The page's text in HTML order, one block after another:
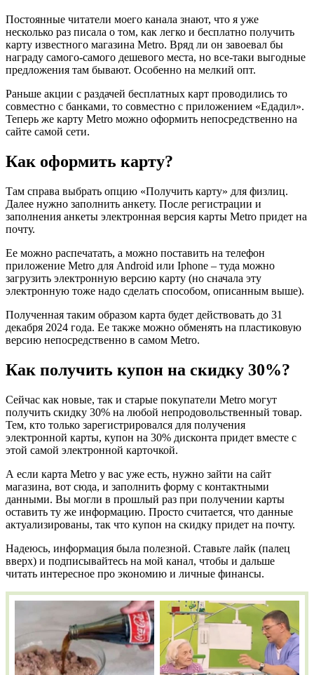
Постоянные читатели моего канала знают, что я уже
несколько раз писала о том, как легко и бесплатно получить
карту известного магазина Metro. Вряд ли он завоевал бы
награду самого-самого дешевого места, но все-таки выгодные
предложения там бывают. Особенно на мелкий опт.
Раньше акции с раздачей бесплатных карт проводились то
совместно с банками, то совместно с приложением «Едадил».
Теперь же карту Metro можно оформить непосредственно на
сайте самой сети.
Как оформить карту?
Там справа выбрать опцию «Получить карту» для физлиц.
Далее нужно заполнить анкету. После регистрации и
заполнения анкеты электронная версия карты Metro придет на
почту.
Ее можно распечатать, а можно поставить на телефон
приложение Metro для Android или Iphone – туда можно
загрузить электронную версию карту (но сначала эту
электронную тоже надо сделать способом, описанным выше).
Полученная таким образом карта будет действовать до 31
декабря 2024 года. Ее также можно обменять на пластиковую
версию непосредственно в самом Metro.
Как получить купон на скидку 30%?
Сейчас как новые, так и старые покупатели Metro могут
получить скидку 30% на любой непродовольственный товар.
Тем, кто только зарегистрировался для получения
электронной карты, купон на 30% дисконта придет вместе с
этой самой электронной карточкой.
А если карта Metro у вас уже есть, нужно зайти на сайт
магазина, вот сюда, и заполнить форму с контактными
данными. Вы могли в прошлый раз при получении карты
оставить ту же информацию. Просто считается, что данные
актуализированы, так что купон на скидку придет на почту.
Надеюсь, информация была полезной. Ставьте лайк (палец
вверх) и подписывайтесь на мой канал, чтобы и дальше
читать интересное про экономию и личные финансы.